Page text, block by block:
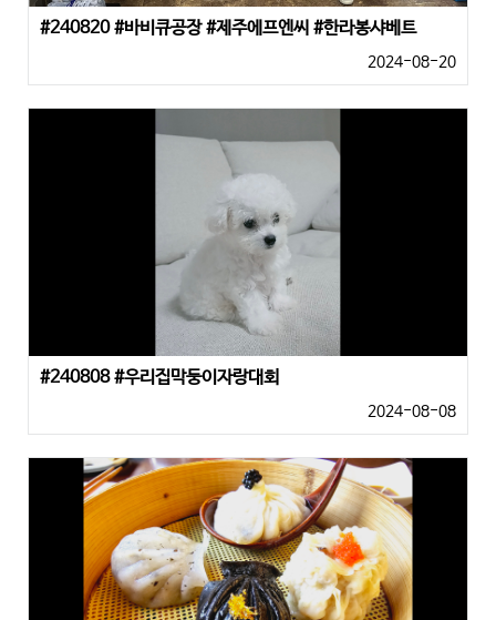
#240820 #바비큐공장 #제주에프엔씨 #한라봉샤베트
2024-08-20
#240808 #우리집막둥이자랑대회
2024-08-08